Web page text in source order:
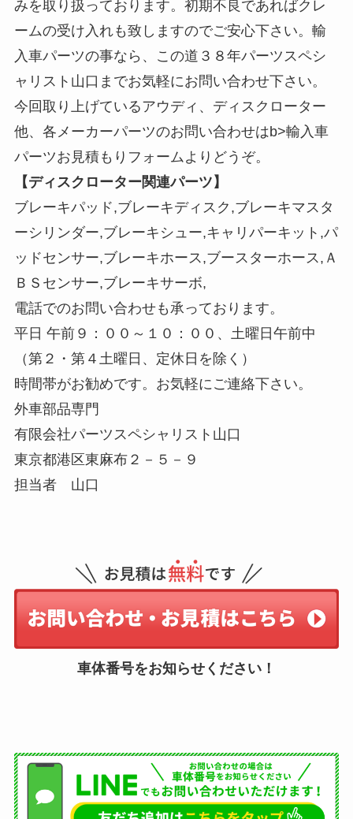
みを取り扱っております。初期不良であればクレ
ームの受け入れも致しますのでご安心下さい。輸
入車パーツの事なら、この道３８年パーツスペシ
ャリスト山口までお気軽にお問い合わせ下さい。
今回取り上げているアウディ、ディスクローター
他、各メーカーパーツのお問い合わせはb>輸入車
パーツお見積もりフォームよりどうぞ。
【ディスクローター関連パーツ】
ブレーキパッド,ブレーキディスク,ブレーキマスタ
ーシリンダー,ブレーキシュー,キャリパーキット,パ
ッドセンサー,ブレーキホース,ブースターホース,Ａ
ＢＳセンサー,ブレーキサーボ,
電話でのお問い合わせも承っております。
平日 午前９：００～１０：００、土曜日午前中
（第２・第４土曜日、定休日を除く）
時間帯がお勧めです。お気軽にご連絡下さい。
外車部品専門
有限会社パーツスペシャリスト山口
東京都港区東麻布２－５－９
担当者 山口
車体番号をお知らせください！